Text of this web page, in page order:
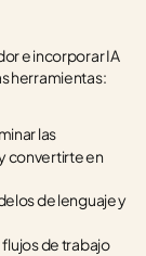
e incorporar IA
herramientas:
las
convertirte en
de lenguaje y
de trabajo